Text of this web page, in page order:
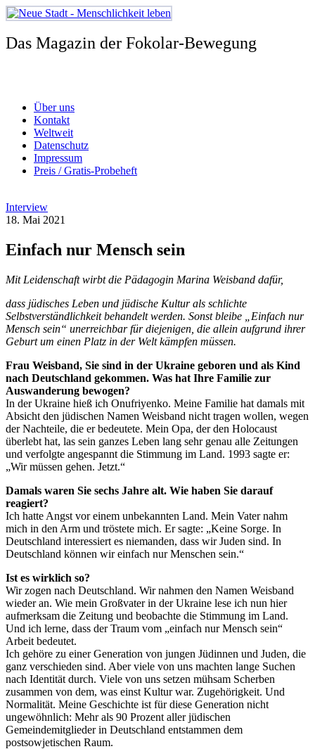
Zum
Inhalt
springen
Das Magazin der Fokolar-Bewegung
Über uns
Kontakt
Weltweit
Datenschutz
Impressum
Preis / Gratis-Probeheft
Interview
18. Mai 2021
Einfach nur Mensch sein
Mit Leidenschaft wirbt die Pädagogin Marina Weisband dafür,
dass jüdisches Leben und jüdische Kultur als schlichte
Selbstverständlichkeit behandelt werden. Sonst bleibe „Einfach nur
Mensch sein“ unerreichbar für diejenigen, die allein aufgrund ihrer
Geburt um einen Platz in der Welt kämpfen müssen.
Frau Weisband, Sie sind in der Ukraine geboren und als Kind
nach Deutschland gekommen. Was hat Ihre Familie zur
Auswanderung bewogen?
In der Ukraine hieß ich Onufriyenko. Meine Familie hat damals mit
Absicht den jüdischen Namen Weisband nicht tragen wollen, wegen
der Nachteile, die er bedeutete. Mein Opa, der den Holocaust
überlebt hat, las sein ganzes Leben lang sehr genau alle Zeitungen
und verfolgte angespannt die Stimmung im Land. 1993 sagte er:
„Wir müssen gehen. Jetzt.“
Damals waren Sie sechs Jahre alt. Wie haben Sie darauf
reagiert?
Ich hatte Angst vor einem unbekannten Land. Mein Vater nahm
mich in den Arm und tröstete mich. Er sagte: „Keine Sorge. In
Deutschland interessiert es niemanden, dass wir Juden sind. In
Deutschland können wir einfach nur Menschen sein.“
Ist es wirklich so?
Wir zogen nach Deutschland. Wir nahmen den Namen Weisband
wieder an. Wie mein Großvater in der Ukraine lese ich nun hier
aufmerksam die Zeitung und beobachte die Stimmung im Land.
Und ich lerne, dass der Traum vom „einfach nur Mensch sein“
Arbeit bedeutet.
Ich gehöre zu einer Generation von jungen Jüdinnen und Juden, die
ganz verschieden sind. Aber viele von uns machten lange Suchen
nach Identität durch. Viele von uns setzen mühsam Scherben
zusammen von dem, was einst Kultur war. Zugehörigkeit. Und
Normalität. Meine Geschichte ist für diese Generation nicht
ungewöhnlich: Mehr als 90 Prozent aller jüdischen
Gemeindemitglieder in Deutschland entstammen dem
postsowjetischen Raum.